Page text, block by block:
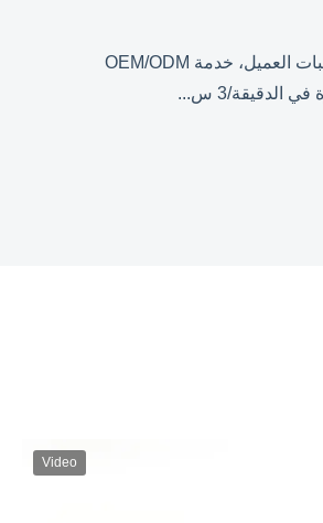
مروحة محرك منفاخ مخصصة لمكيف الهواء عالية الكفاءة المعايير الفنية المحركات الممثلة أدناه، هي للمرجعية فقط، يمكن تخصيص الأبعاد وفقًا لمتطلبات العميل، خدمة OEM/ODM
Video